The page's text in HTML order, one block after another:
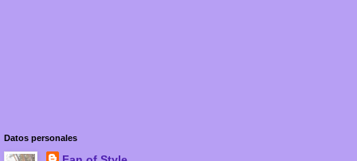
Datos personales